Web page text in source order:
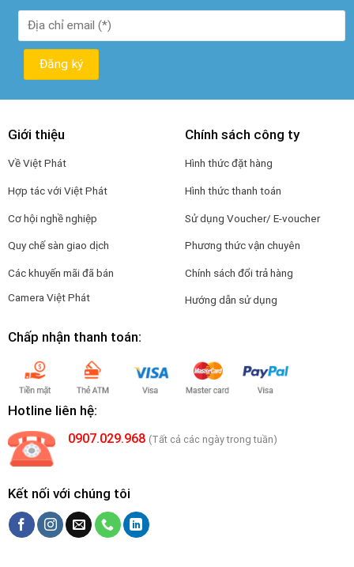
Giới thiệu
Về Việt Phát
Hợp tác với Việt Phát
Cơ hội nghề nghiệp
Quy chế sàn giao dịch
Các khuyến mãi đã bán
Camera Việt Phát
Chính sách công ty
Hình thức đặt hàng
Hình thức thanh toán
Sử dụng Voucher/ E-voucher
Phương thức vận chuyên
Chính sách đổi trả hàng
Hướng dẫn sử dụng
Chấp nhận thanh toán:
Hotline liên hệ:
0907.029.968 (Tất cả các ngày trong tuần)
Kết nối với chúng tôi